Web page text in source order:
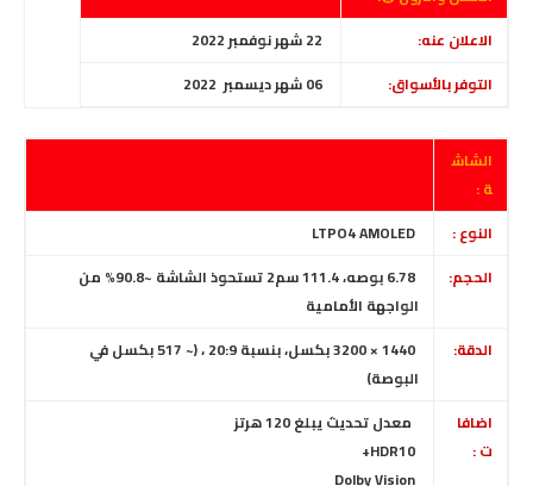
الاعلان عنه:
التوفر بالأسواق:
الشاش
ة :
النوع :
الحجم:
6.78 بوصه، 111.4 سم2 تستحوذ الشاشة ~90.8% من
الواجهة الأمامية
الدقة:
1440 × 3200 بكسل، بنسبة 20:9
، (~ 517 بكسل في
البوصة)
اضافا
ت :
معدل تحديث يبلغ 120 هرتز
Dolby Vision